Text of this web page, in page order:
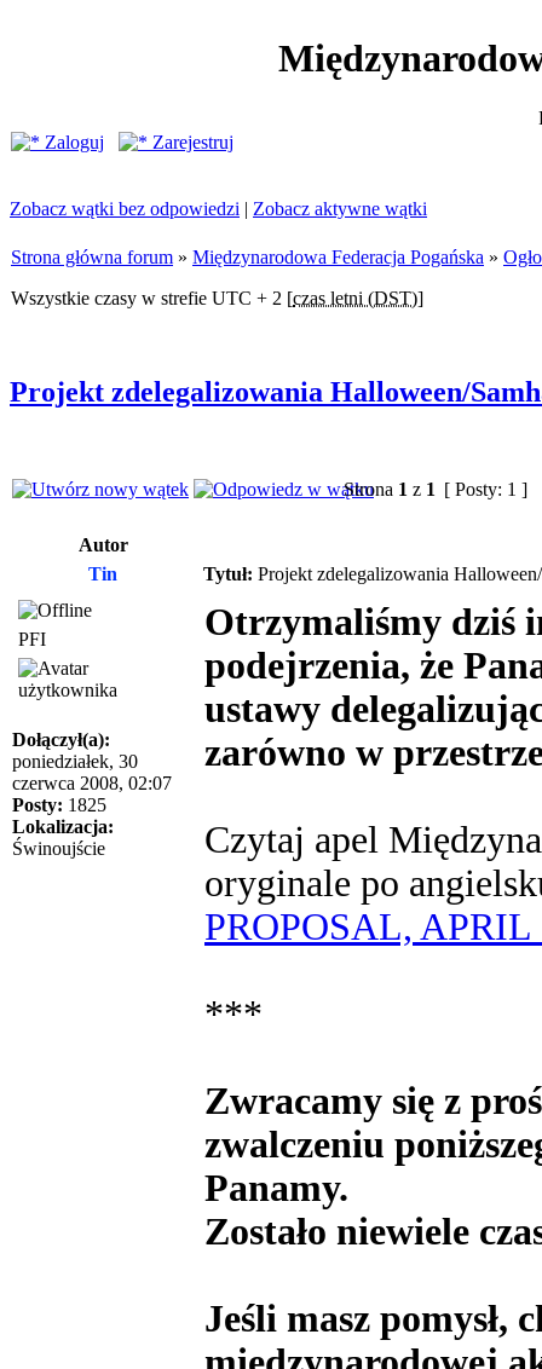
Zaloguj
Zarejestruj
Zobacz wątki bez odpowiedzi | Zobacz aktywne wątki
Strona główna forum » Międzynarodowa Federacja Pogańska »
Wszystkie czasy w strefie UTC + 2 [czas letni (DST)]
Projekt zdelegalizowania Halloween/
Strona 1 z 1 [ Posty: 1 ]
Autor
Tin
Tytuł: Projekt zdelegalizowania
PFI
Dołączył(a):
poniedziałek, 30
czerwca 2008, 02:07
Posty: 1825
Lokalizacja:
Świnoujście
Otrzymaliśmy dziś
podejrzenia, że
ustawy
zarówno w
Czytaj apel
oryginale po
PROPOSAL, APRIL
***
Zwracamy się z
zwalczeniu
Panamy.
Zostało niewiele
Jeśli masz pomysł,